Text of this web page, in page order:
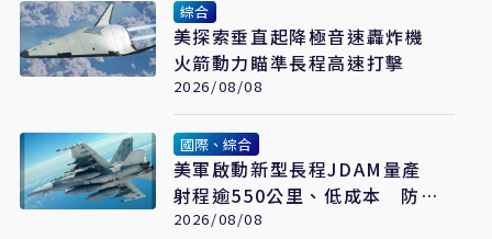
綜合
美探索垂直起降極音速轟炸機
火箭動力瞄準長程高速打擊
2026/08/08
國際、綜合
美軍啟動新型長程JDAM量產
射程逾550公里、低成本 防區
外打擊新利器
2026/08/08